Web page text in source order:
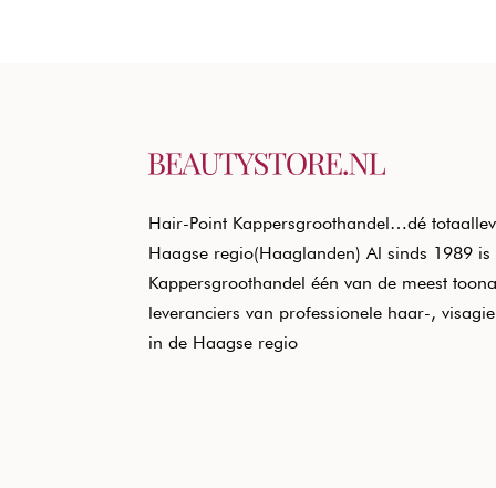
Hair-Point Kappersgroothandel…dé
Haagse regio(Haaglanden) Al sinds 1989
Kappersgroothandel één van de meest
leveranciers van professionele haar-,
in de Haagse regio